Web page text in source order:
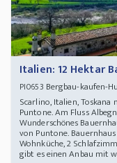
Italien: 12 Hektar
PI0653 Bergbau-kaufen-
Scarlino, Italien,
Puntone. Am Fluss
Wunderschönes
von Puntone.
Wohnküche, 2
gibt es einen Anbau mit